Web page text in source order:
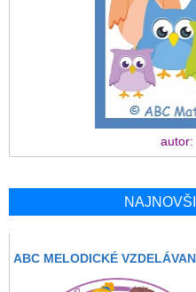
autor:
ABC MELODICKÉ